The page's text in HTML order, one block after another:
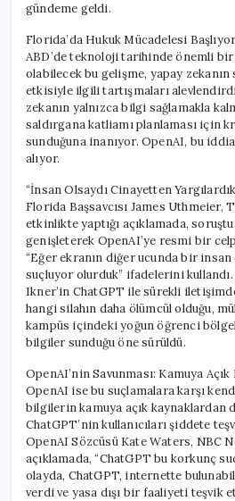
gündeme geldi.
Florida’da Hukuk Mücadelesi Başlıyor
ABD’de teknoloji tarihinde önemli
olabilecek bu gelişme, yapay
etkisiyle ilgili tartışmaları
zekanın yalnızca bilgi sağlamakla
saldırgana katliamı planlaması için
sunduğuna inanıyor. OpenAI, bu
alıyor.
“İnsan Olsaydı Cinayetten
Florida Başsavcısı James Uthmeier,
etkinlikte yaptığı açıklamada,
genişleterek OpenAI’ye resmi bir
“Eğer ekranın diğer ucunda bir
suçluyor olurduk” ifadelerini
Ikner’in ChatGPT ile sürekli
hangi silahın daha ölümcül olduğu,
kampüs içindeki yoğun öğrenci
bilgiler sunduğu öne sürüldü.
OpenAI’nin Savunması: Kamuya
OpenAI ise bu suçlamalara karşı
bilgilerin kamuya açık kaynaklardan
ChatGPT’nin kullanıcıları şiddete
OpenAI Sözcüsü Kate Waters, NBC
açıklamada, “ChatGPT bu korkunç
olayda, ChatGPT, internette
verdi ve yasa dışı bir faaliyeti teşvik